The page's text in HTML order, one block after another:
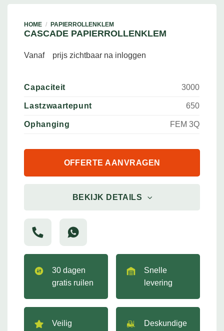
HOME / PAPIERROLLENKLEM
CASCADE PAPIERROLLENKLEM
Vanaf prijs zichtbaar na inloggen
Capaciteit 3000
Lastzwaartepunt 650
Ophanging FEM 3Q
OFFERTE AANVRAGEN
BEKIJK DETAILS
30 dagen
gratis ruilen
Snelle
levering
Veilig
Deskundige